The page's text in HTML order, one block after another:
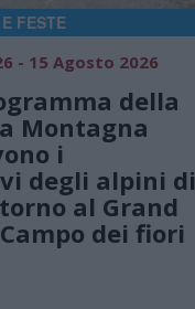
FESTE
- 15 Agosto 2026
della
Montagna
i
degli alpini di
al Grand
dei fiori